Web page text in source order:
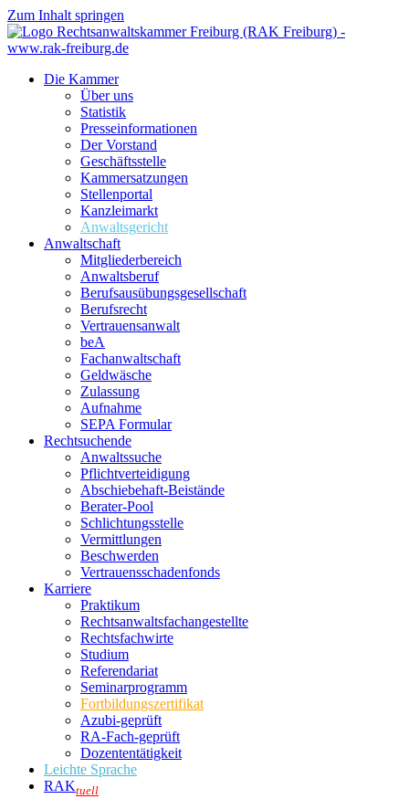
Zum Inhalt springen
Die Kammer
Über uns
Statistik
Presseinformationen
Der Vorstand
Geschäftsstelle
Kammersatzungen
Stellenportal
Kanzleimarkt
Anwaltsgericht
Anwaltschaft
Mitgliederbereich
Anwaltsberuf
Berufsausübungs­gesellschaft
Berufsrecht
Vertrauensanwalt
beA
Fachanwaltschaft
Geldwäsche
Zulassung
Aufnahme
SEPA Formular
Rechtsuchende
Anwaltssuche
Pflichtverteidigung
Abschiebehaft-Beistände
Berater-Pool
Schlichtungsstelle
Vermittlungen
Beschwerden
Vertrauensschadenfonds
Karriere
Praktikum
Rechtsanwalts­fachangestellte
Rechtsfachwirte
Studium
Referendariat
Seminarprogramm
Fortbildungszertifikat
Azubi-geprüft
RA-Fach-geprüft
Dozententätigkeit
Leichte Sprache
RAKtuell